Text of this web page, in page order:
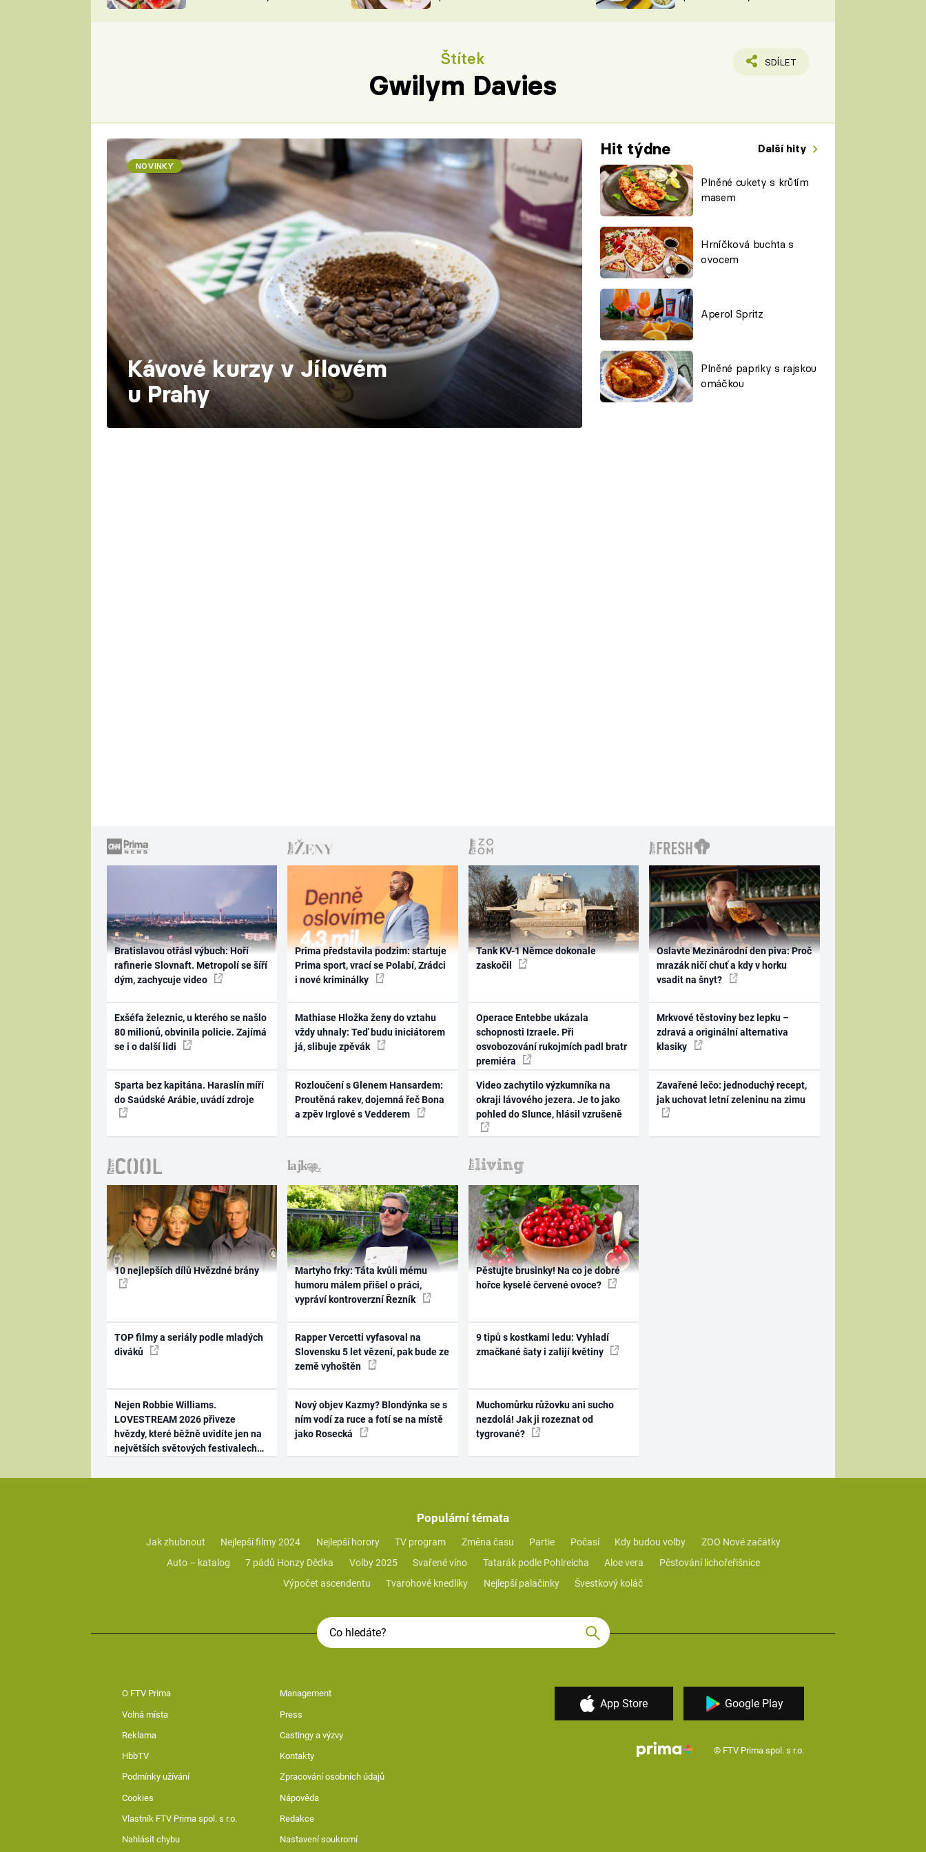
NA NÁKUPECH
ŠÉFREDAKTORKY
Štítek
Gwilym Davies
SDÍLET
Hit týdne Další hity
Plněné cukety s krůtím
masem
Hrníčková buchta s
ovocem
Aperol Spritz
Plněné papriky s rajskou
omáčkou
NOVINKY
Kávové kurzy v Jílovém
u Prahy
Bratislavou otřásl výbuch: Hoří
rafinerie Slovnaft. Metropolí se šíří
dým, zachycuje video
Exšéfa železnic, u kterého se našlo
80 milionů, obvinila policie. Zajímá
se i o další lidi
Sparta bez kapitána. Haraslín míří
do Saúdské Arábie, uvádí zdroje
Prima představila podzim: startuje
Prima sport, vrací se Polabí, Zrádci
i nové kriminálky
Mathiase Hložka ženy do vztahu
vždy uhnaly: Teď budu iniciátorem
já, slibuje zpěvák
Rozloučení s Glenem Hansardem:
Proutěná rakev, dojemná řeč Bona
a zpěv Irglové s Vedderem
Tank KV-1 Němce dokonale
zaskočil
Operace Entebbe ukázala
schopnosti Izraele. Při
osvobozování rukojmích padl bratr
premiéra
Video zachytilo výzkumníka na
okraji lávového jezera. Je to jako
pohled do Slunce, hlásil vzrušeně
Oslavte Mezinárodní den piva: Proč
mrazák ničí chuť a kdy v horku
vsadit na šnyt?
Mrkvové těstoviny bez lepku –
zdravá a originální alternativa
klasiky
Zavařené lečo: jednoduchý recept,
jak uchovat letní zeleninu na zimu
10 nejlepších dílů Hvězdné brány
TOP filmy a seriály podle mladých
diváků
Nejen Robbie Williams.
LOVESTREAM 2026 přiveze
hvězdy, které běžně uvidíte jen na
největších světových festivalech
Martyho frky: Táta kvůli mému
humoru málem přišel o práci,
vypráví kontroverzní Řezník
Rapper Vercetti vyfasoval na
Slovensku 5 let vězení, pak bude ze
země vyhoštěn
Nový objev Kazmy? Blondýnka se s
ním vodí za ruce a fotí se na místě
jako Rosecká
Pěstujte brusinky! Na co je dobré
hořce kyselé červené ovoce?
9 tipů s kostkami ledu: Vyhladí
zmačkané šaty i zalijí květiny
Muchomůrku růžovku ani sucho
nezdolá! Jak ji rozeznat od
tygrované?
Populární témata
Jak zhubnout Nejlepší filmy 2024 Nejlepší horory TV program Změna času Partie Počasí Kdy budou volby
ZOO Nové začátky
Auto – katalog
7 pádů Honzy Dědka Volby 2025 Svařené víno Tatarák podle Pohlreicha Aloe vera
Pěstování lichořeřišnice
Výpočet ascendentu
Tvarohové knedlíky Nejlepší palačinky Švestkový koláč
O FTV Prima Management
Volná místa Press
Reklama Castingy a výzvy
HbbTV Kontakty
Podmínky užívání Zpracování osobních údajů
Cookies Nápověda
Vlastník FTV Prima spol. s r.o. Redakce
Nahlásit chybu Nastavení soukromí
App Store Google Play
© FTV Prima spol. s r.o.